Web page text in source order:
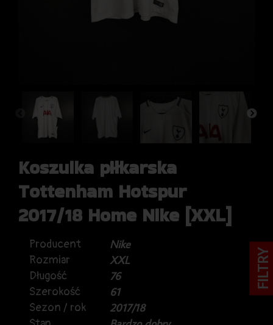
Koszulka piłkarska
Tottenham Hotspur
2017/18 Home Nike [XXL]
Producent
Nike
Rozmiar
XXL
Długość
76
Szerokość
61
Sezon / rok
2017/18
FILTRY